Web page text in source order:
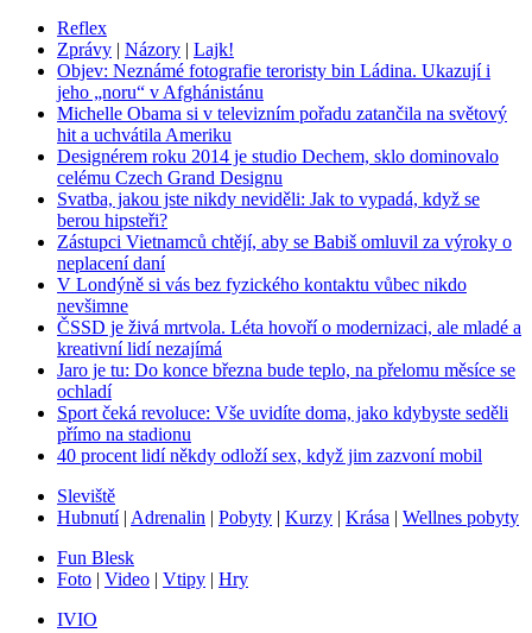
Reflex
Zprávy | Názory | Lajk!
Objev: Neznámé fotografie teroristy bin Ládina. Ukazují i
jeho „noru“ v Afghánistánu
Michelle Obama si v televizním pořadu zatančila na světový
hit a uchvátila Ameriku
Designérem roku 2014 je studio Dechem, sklo dominovalo
celému Czech Grand Designu
Svatba, jakou jste nikdy neviděli: Jak to vypadá, když se
berou hipsteři?
Zástupci Vietnamců chtějí, aby se Babiš omluvil za výroky o
neplacení daní
V Londýně si vás bez fyzického kontaktu vůbec nikdo
nevšimne
ČSSD je živá mrtvola. Léta hovoří o modernizaci, ale mladé a
kreativní lidí nezajímá
Jaro je tu: Do konce března bude teplo, na přelomu měsíce se
ochladí
Sport čeká revoluce: Vše uvidíte doma, jako kdybyste seděli
přímo na stadionu
40 procent lidí někdy odloží sex, když jim zazvoní mobil
Sleviště
Hubnutí| Adrenalin | Pobyty | Kurzy | Krása | Wellnes pobyty
Fun Blesk
Foto | Video | Vtipy | Hry
IVIO